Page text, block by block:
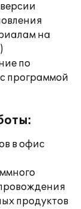
на
по
программой
в офис
продуктов